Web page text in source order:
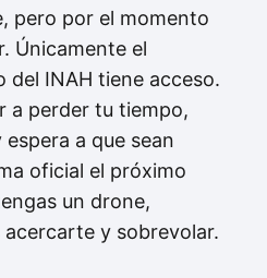
pero por el momento
Únicamente el
del INAH tiene acceso.
a perder tu tiempo,
a que sean
oficial el próximo
un drone,
y sobrevolar.